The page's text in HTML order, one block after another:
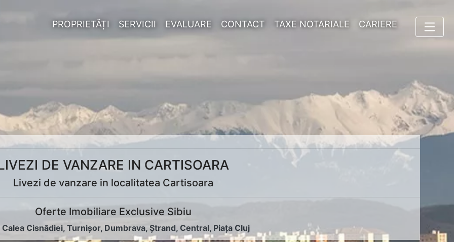
PROPRIETĂȚI SERVICII EVALUARE CONTACT TAXE NOTARIALE CARIERE
DE VANZARE IN CARTISOARA
Livezi de vanzare in localitatea Cartisoara
Oferte Imobiliare Exclusive Sibiu
Calea Cisnădiei,Turnișor, Dumbrava,Ștrand,Central, Piața Cluj